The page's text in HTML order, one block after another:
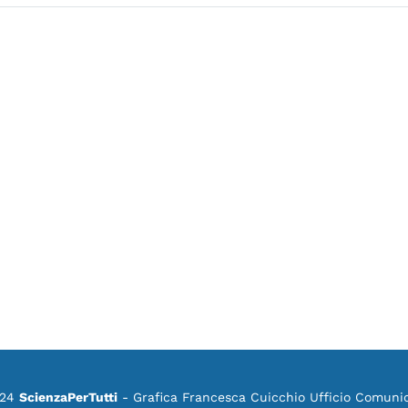
ScienzaPerTutti - Grafica Francesca Cuicchio Ufficio